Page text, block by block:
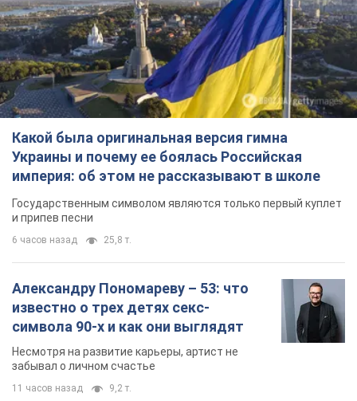
Какой была оригинальная версия гимна
Украины и почему ее боялась Российская
империя: об этом не рассказывают в школе
Государственным символом являются только первый куплет
и припев песни
6 часов назад 25,8 т.
Александру Пономареву – 53: что
известно о трех детях секс-
символа 90-х и как они выглядят
Несмотря на развитие карьеры, артист не
забывал о личном счастье
11 часов назад 9,2 т.